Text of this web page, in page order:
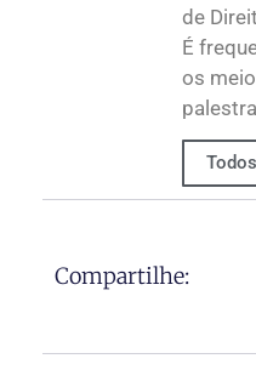
de
É
os
Compartilhe: